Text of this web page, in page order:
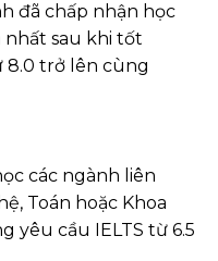
đã chấp nhận học
nhất sau khi tốt
8.0 trở lên cùng
các ngành liên
Toán hoặc Khoa
yêu cầu IELTS từ 6.5